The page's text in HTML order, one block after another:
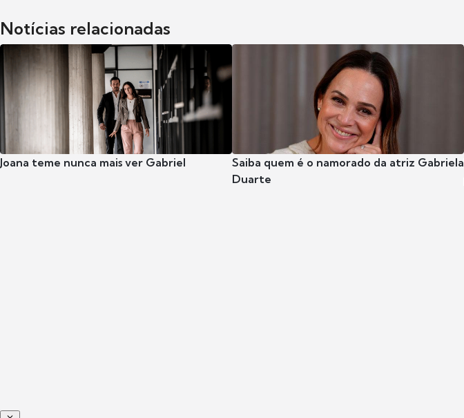
Notícias relacionadas
Joana teme nunca mais ver Gabriel
Saiba quem é o namorado da atriz Gabriela
Duarte